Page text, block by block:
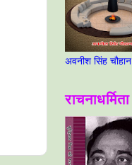
अवनीश सिंह चौहान
राचनाधर्मिता